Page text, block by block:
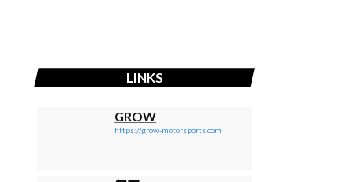
LINKS
GROW
https://grow-motorsports.com